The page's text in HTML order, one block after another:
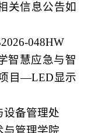
关信息公告如
048HW
智慧应急与智
目—LED显示
设备管理处
与管理学院